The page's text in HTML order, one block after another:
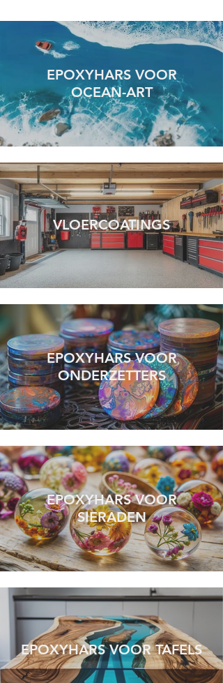
EPOXYHARS VOOR
OCEAN-ART
VLOERCOATINGS
EPOXYHARS VOOR
ONDERZETTERS
EPOXYHARS VOOR
SIERADEN
EPOXYHARS VOOR TAFELS